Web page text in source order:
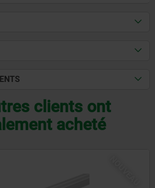
clients ont
acheté